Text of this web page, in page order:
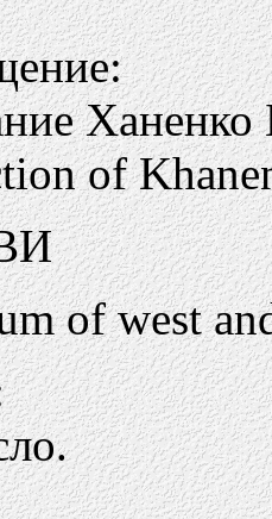
of
of west